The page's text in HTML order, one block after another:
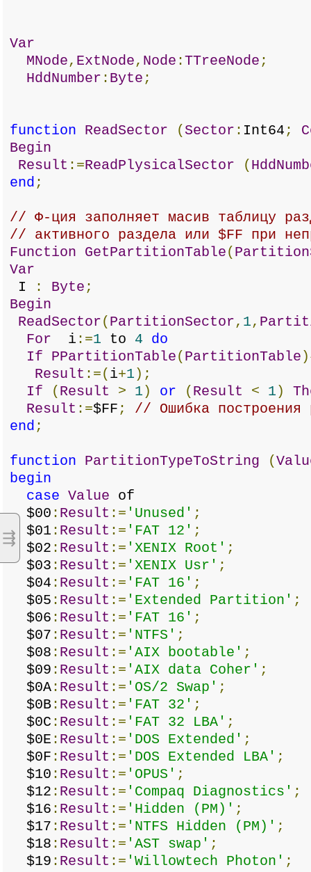
⇶
Var
MNode, ExtNode, Node :TTreeNode ;
HddNumber : Byte ;
function ReadSector ( Sector : Int64 ;
Begin
Result :=ReadPlysicalSector (
end ;
// Ф-ция заполняет масив таблицу
// активного раздела или $FF при
Function
GetPartitionTable(
Var
I
: Byte ;
Begin
ReadSector( PartitionSector, 1,
For i :=1 to 4
do
If
PPartitionTable( PartitionTable
Result :=( i+1 );
If
( Result > 1 ) or ( Result < 1 )
Result :=$FF ;
// Ошибка построения
end ;
function PartitionTypeToString (
begin
case Value of
$00 : Result := 'Unused' ;
$01 : Result := 'FAT 12' ;
$02 : Result := 'XENIX Root' ;
$03 : Result := 'XENIX Usr' ;
$04 : Result := 'FAT 16' ;
$05 : Result := 'Extended Partition' ;
$06 : Result := 'FAT 16' ;
$07 : Result := 'NTFS' ;
$08 : Result := 'AIX bootable' ;
$09 : Result := 'AIX data Coher' ;
$0A: Result := 'OS/2 Swap' ;
$0B: Result := 'FAT 32' ;
$0C : Result := 'FAT 32 LBA' ;
$0E : Result := 'DOS Extended' ;
$0F : Result := 'DOS Extended LBA' ;
$10 : Result := 'OPUS' ;
$12 : Result := 'Compaq Diagnostics' ;
$16 : Result := 'Hidden (PM)' ;
$17 : Result := 'NTFS Hidden (PM)' ;
$18 : Result := 'AST swap' ;
$19 : Result := 'Willowtech Photon' ;